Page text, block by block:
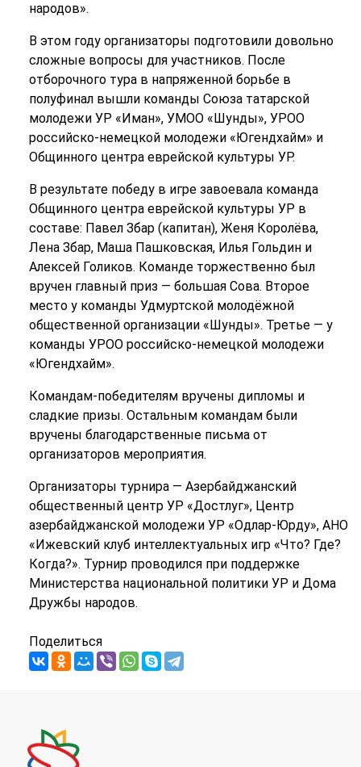
народов».
В этом году организаторы подготовили довольно
сложные вопросы для участников. После
отборочного тура в напряженной борьбе в
полуфинал вышли команды Союза татарской
молодежи УР «Иман», УМОО «Шунды», УРОО
российско-немецкой молодежи «Югендхайм» и
Общинного центра еврейской культуры УР.
В результате победу в игре завоевала команда
Общинного центра еврейской культуры УР в
составе: Павел Збар (капитан), Женя Королёва,
Лена Збар, Маша Пашковская, Илья Гольдин и
Алексей Голиков. Команде торжественно был
вручен главный приз — большая Сова. Второе
место у команды Удмуртской молодёжной
общественной организации «Шунды». Третье — у
команды УРОО российско-немецкой молодежи
«Югендхайм».
Командам-победителям вручены дипломы и
сладкие призы. Остальным командам были
вручены благодарственные письма от
организаторов мероприятия.
Организаторы турнира — Азербайджанский
общественный центр УР «Достлуг», Центр
азербайджанской молодежи УР «Одлар-Юрду», АНО
«Ижевский клуб интеллектуальных игр «Что? Где?
Когда?». Турнир проводился при поддержке
Министерства национальной политики УР и Дома
Дружбы народов.
Поделиться